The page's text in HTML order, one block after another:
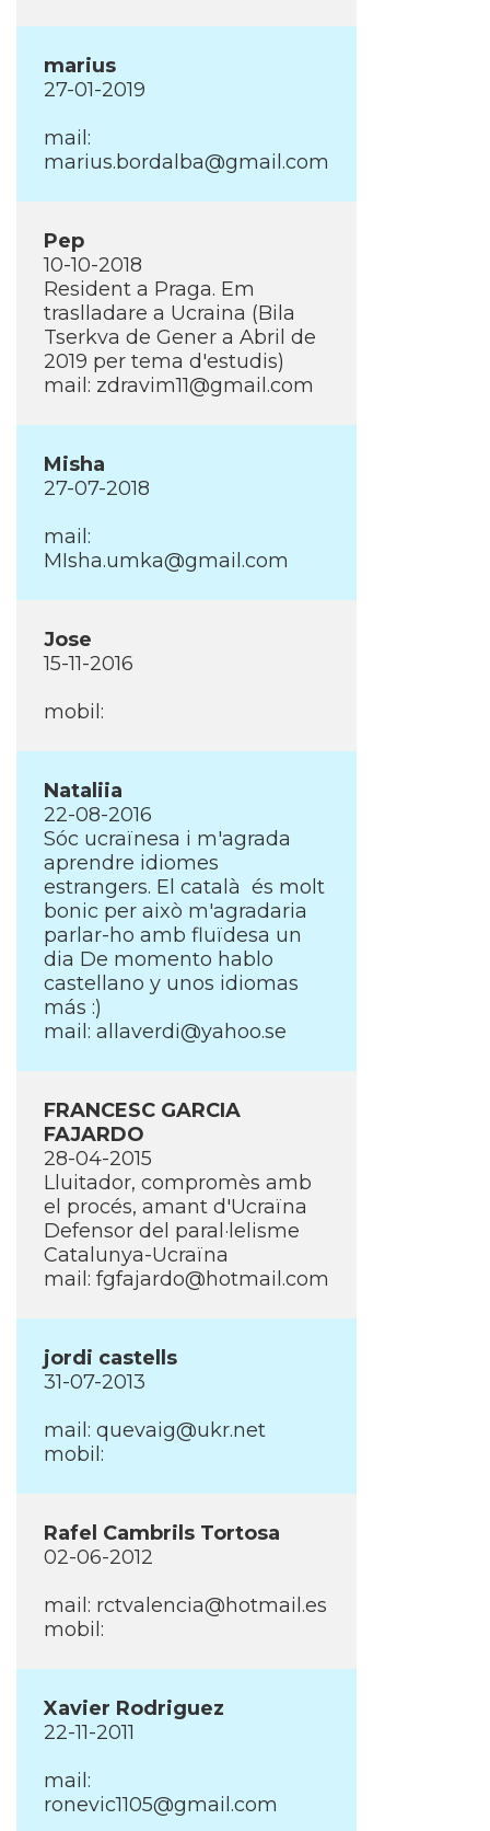
marius
27-01-2019
mail:
marius.bordalba@gmail.com
Pep
10-10-2018
Resident a Praga. Em
traslladare a Ucraina (Bila
Tserkva de Gener a Abril de
2019 per tema d'estudis)
mail: zdravim11@gmail.com
Misha
27-07-2018
mail:
MIsha.umka@gmail.com
Jose
15-11-2016
mobil:
Nataliia
22-08-2016
Sóc ucraïnesa i m'agrada
aprendre idiomes
estrangers. El català és molt
bonic per això m'agradaria
parlar-ho amb fluïdesa un
dia De momento hablo
castellano y unos idiomas
más :)
mail: allaverdi@yahoo.se
FRANCESC GARCIA
FAJARDO
28-04-2015
Lluitador, compromès amb
el procés, amant d'Ucraïna
Defensor del paral·lelisme
Catalunya-Ucraïna
mail: fgfajardo@hotmail.com
jordi castells
31-07-2013
mail: quevaig@ukr.net
mobil:
Rafel Cambrils Tortosa
02-06-2012
mail: rctvalencia@hotmail.es
mobil:
Xavier Rodriguez
22-11-2011
mail:
ronevic1105@gmail.com